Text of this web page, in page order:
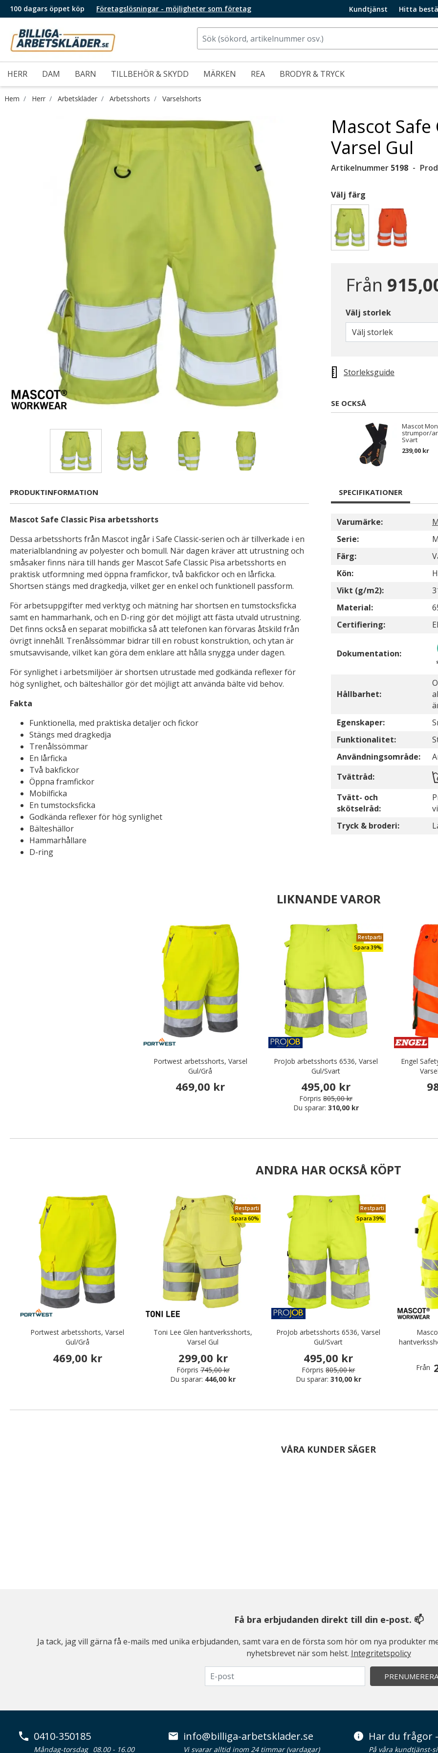
100 dagars öppet köp Företagslösningar - möjligheter som företag Kundtjänst Hitta
HERR DAM BARN TILLBEHÖR & SKYDD MÄRKEN REA BRODYR & TRYCK
Hem Herr Arbetskläder Arbetsshorts Varselshorts
Mascot
Varsel Gul
Artikelnummer 5198
Välj färg
Från
Välj storlek
Välj storlek
Storleksguide
SE OCKSÅ
Mascot
strumpor/
Svart
239,00 kr
PRODUKTINFORMATION
Mascot Safe Classic Pisa arbetsshorts
Dessa arbetsshorts från Mascot ingår i Safe Classic-serien och är tillverkade i en
materialblandning av polyester och bomull. När dagen kräver att utrustning och
småsaker finns nära till hands ger Mascot Safe Classic Pisa arbetsshorts en
praktisk utformning med öppna framfickor, två bakfickor och en lårficka.
Shortsen stängs med dragkedja, vilket ger en enkel och funktionell passform.
För arbetsuppgifter med verktyg och mätning har shortsen en tumstocksficka
samt en hammarhank, och en D-ring gör det möjligt att fästa utvald utrustning.
Det finns också en separat mobilficka så att telefonen kan förvaras åtskild från
övrigt innehåll. Trenålssömmar bidrar till en robust konstruktion, och ytan är
smutsavvisande, vilket kan göra dem enklare att hålla snygga under dagen.
För synlighet i arbetsmiljöer är shortsen utrustade med godkända reflexer för
hög synlighet, och bälteshällor gör det möjligt att använda bälte vid behov.
Fakta
Funktionella, med praktiska detaljer och fickor
Stängs med dragkedja
Trenålssömmar
En lårficka
Två bakfickor
Öppna framfickor
Mobilficka
En tumstocksficka
Godkända reflexer för hög synlighet
Bälteshällor
Hammarhållare
D-ring
SPECIFIKATIONER
Varumärke:
Serie:
Färg:
Kön:
Vikt (g/m2):
Material:
Certifiering:
Dokumentation:
Hållbarhet:
Egenskaper:
Funktionalitet:
Användningsområde:
Tvättråd:
Tvätt- och
skötselråd:
Tryck & broderi:
LIKNANDE VAROR
Portwest arbetsshorts, Varsel
Gul/Grå
469,00 kr
Restparti
Spara 39%
ProJob arbetsshorts 6536, Varsel
Gul/Svart
495,00 kr
Förpris 805,00 kr
Du sparar: 310,00 kr
Engel
ANDRA HAR OCKSÅ KÖPT
Portwest arbetsshorts, Varsel
Gul/Grå
469,00 kr
Restparti
Spara 60%
Toni Lee Glen hantverksshorts,
Varsel Gul
299,00 kr
Förpris 745,00 kr
Du sparar: 446,00 kr
Restparti
Spara 39%
ProJob arbetsshorts 6536, Varsel
Gul/Svart
495,00 kr
Förpris 805,00 kr
Du sparar: 310,00 kr
Från
VÅRA KUNDER SÄGER
Få bra erbjudanden direkt till din e-post. 📫
Ja tack, jag vill gärna få e-mails med unika erbjudanden, samt vara en de första som hör om nya produkter
nyhetsbrevet när som helst. Integritetspolicy
PRENUMERERA
0410-350185
Måndag-torsdag 08.00 - 16.00
info@billiga-arbetsklader.se
Vi svarar alltid inom 24 timmar (vardagar)
Har du frågor
På våra kundtjänst-